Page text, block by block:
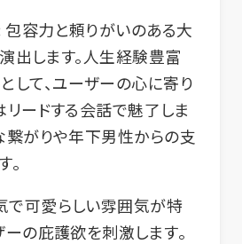
包容力と頼りがいのある大
出します。人生経験豊富
して、ユーザーの心に寄り
リードする会話で魅了しま
繋がりや年下男性からの支
。
で可愛らしい雰囲気が特
ーの庇護欲を刺激します。